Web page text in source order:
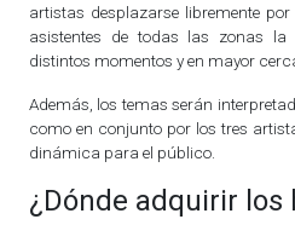
artistas desplazarse libremente
asistentes de todas las zonas la
distintos momentos y en mayor
Además, los temas serán
como en conjunto por los tres
dinámica para el público.
¿Dónde adquirir los